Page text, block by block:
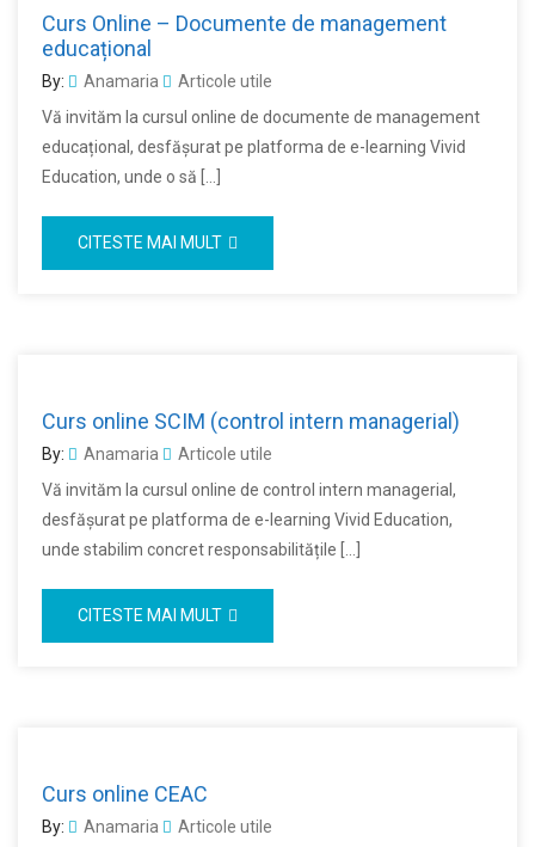
Curs Online – Documente de management
educațional
By: Anamaria
Articole utile
Vă invităm la cursul online de documente de management
educațional, desfășurat pe platforma de e-learning Vivid
Education, unde o să […]
CITESTE MAI MULT
Curs online SCIM (control intern managerial)
By: Anamaria
Articole utile
Vă invităm la cursul online de control intern managerial,
desfășurat pe platforma de e-learning Vivid Education,
unde stabilim concret responsabilitățile […]
CITESTE MAI MULT
Curs online CEAC
By: Anamaria
Articole utile